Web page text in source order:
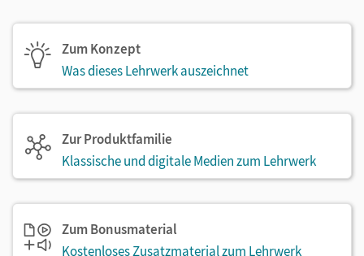
Zum Konzept
Was dieses Lehrwerk auszeichnet
Zur Produktfamilie
Klassische und digitale Medien zum Lehrwerk
Zum Bonusmaterial
Kostenloses Zusatzmaterial zum Lehrwerk